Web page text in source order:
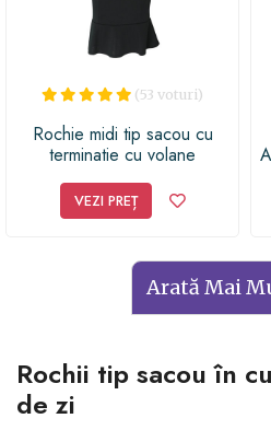
(53 voturi)
Rochie midi tip sacou cu
terminatie cu volane
VEZI PREȚ
Arată Mai
Rochii tip sacou în
de zi